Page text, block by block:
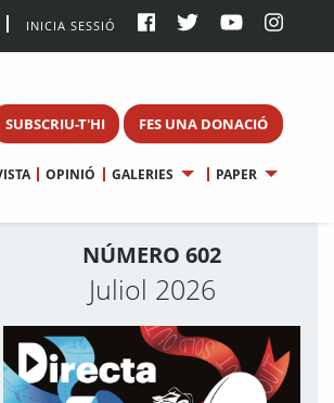
INICIA SESSIÓ
SUBSCRIU-T'HI FES UNA DONACIÓ
OPINIÓ GALERIES PAPER
NÚMERO 602
Juliol 2026